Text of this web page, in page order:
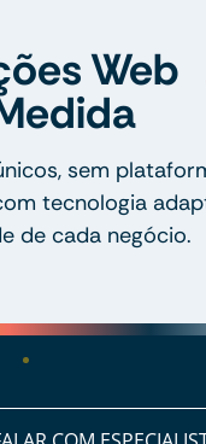
Web
sem
tecnologia
de cada negócio.